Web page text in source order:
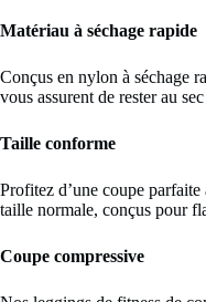
Matériau à séchage rapide
Conçus en nylon à séchage
vous assurent de rester au
Taille conforme
Profitez d’une coupe
taille normale, conçus pour
Coupe compressive